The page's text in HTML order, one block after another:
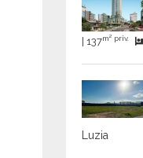
| 137m² priv.
Luzia